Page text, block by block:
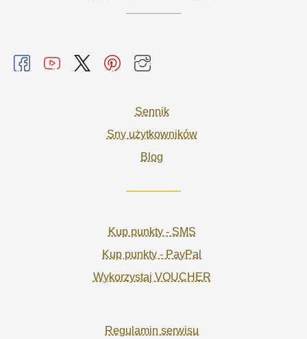
Sennik
Sny użytkowników
Blog
Kup punkty - SMS
Kup punkty - PayPal
Wykorzystaj VOUCHER
Regulamin serwisu